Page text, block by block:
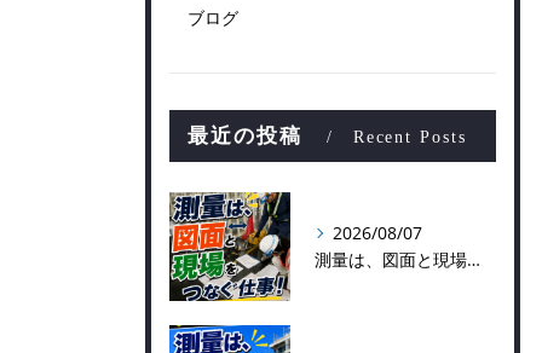
ブログ
最近の投稿 Recent Posts
2026/08/07
測量は、図面と現場をつなぐ仕事！